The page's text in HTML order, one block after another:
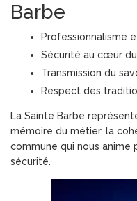
Barbe
Professionnalisme
Sécurité au cœur
Transmission du
Respect des
La Sainte Barbe
mémoire du métier, la
commune qui nous
sécurité.